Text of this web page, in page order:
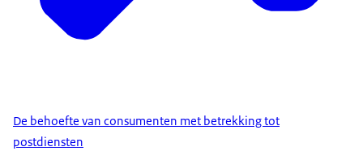
De behoefte van consumenten met betrekking tot
postdiensten